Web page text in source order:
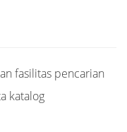
fasilitas pencarian
katalog